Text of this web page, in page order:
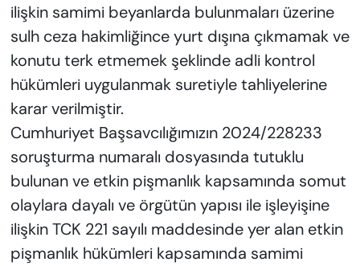
ilişkin samimi beyanlarda bulunmaları üzerine
sulh ceza hakimliğince yurt dışına çıkmamak ve
konutu terk etmemek şeklinde adli kontrol
hükümleri uygulanmak suretiyle tahliyelerine
karar verilmiştir.
Cumhuriyet Başsavcılığımızın 2024/228233
soruşturma numaralı dosyasında tutuklu
bulunan ve etkin pişmanlık kapsamında somut
olaylara dayalı ve örgütün yapısı ile işleyişine
ilişkin TCK 221 sayılı maddesinde yer alan etkin
pişmanlık hükümleri kapsamında samimi